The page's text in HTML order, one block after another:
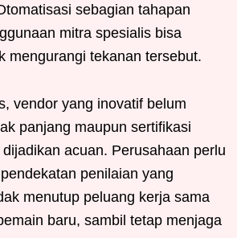
sebagian tahapan
mitra spesialis bisa
mengurangi tekanan tersebut.
vendor yang inovatif belum
panjang maupun sertifikasi
acuan. Perusahaan perlu
penilaian yang
menutup peluang kerja sama
baru, sambil tetap menjaga